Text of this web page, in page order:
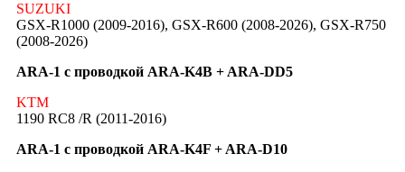
SUZUKI
GSX-R1000 (2009-2016), GSX-R600 (2008-2026), GSX-R750
(2008-2026)
ARA-1 с проводкой ARA-K4B + ARA-DD5
KTM
1190 RC8 /R (2011-2016)
ARA-1 с проводкой ARA-K4F + ARA-D10